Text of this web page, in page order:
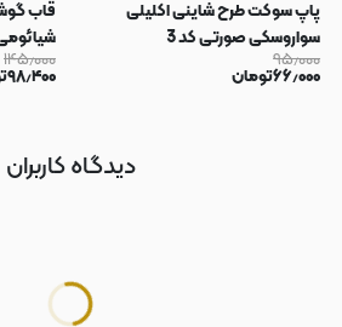
پاپ سوکت طرح شاینی اکلیلی
سواروسکی صورتی کد 3
۹۵٫۰۰۰
۶۶٫۰۰۰تومان
سوکت
۱۴۵٫۰۰۰
۹۸٫۴۰۰
دیدگاه کاربران